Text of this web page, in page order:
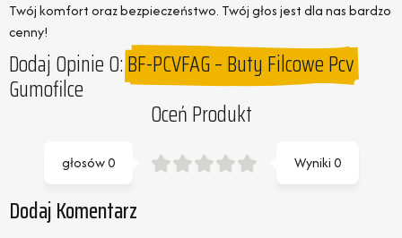
Twój komfort oraz bezpieczeństwo. Twój głos jest dla nas bardzo
cenny!
Dodaj Opinie O:BF-PCVFAG – Buty Filcowe Pcv
Gumofilce
Oceń Produkt
Wyniki0
głosów0
Dodaj Komentarz